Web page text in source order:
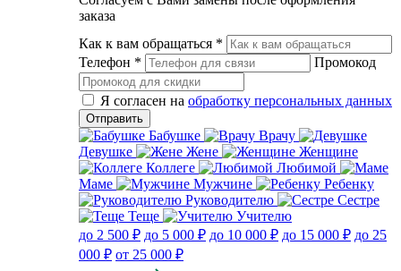
заказа
Как к вам обращаться *
Телефон * Промокод
Я согласен на обработку персональных данных
Бабушке
Врачу
Девушке
Жене
Женщине
Коллеге
Любимой
Маме
Мужчине
Ребенку
Руководителю
Сестре
Теще
Учителю
до 2 500 ₽ до 5 000 ₽ до 10 000 ₽ до 15 000 ₽ до 25
000 ₽ от 25 000 ₽